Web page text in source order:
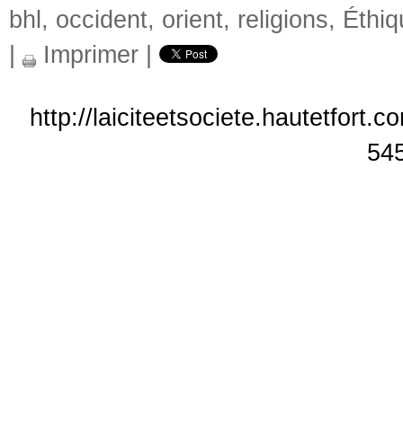
bhl , occident, orient, religions,
Imprimer
http://